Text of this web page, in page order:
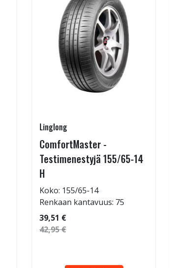
Linglong
ComfortMaster -
Testimenestyjä 155/65-14
H
Koko: 155/65-14
Renkaan kantavuus: 75
39,51 €
42,95 €